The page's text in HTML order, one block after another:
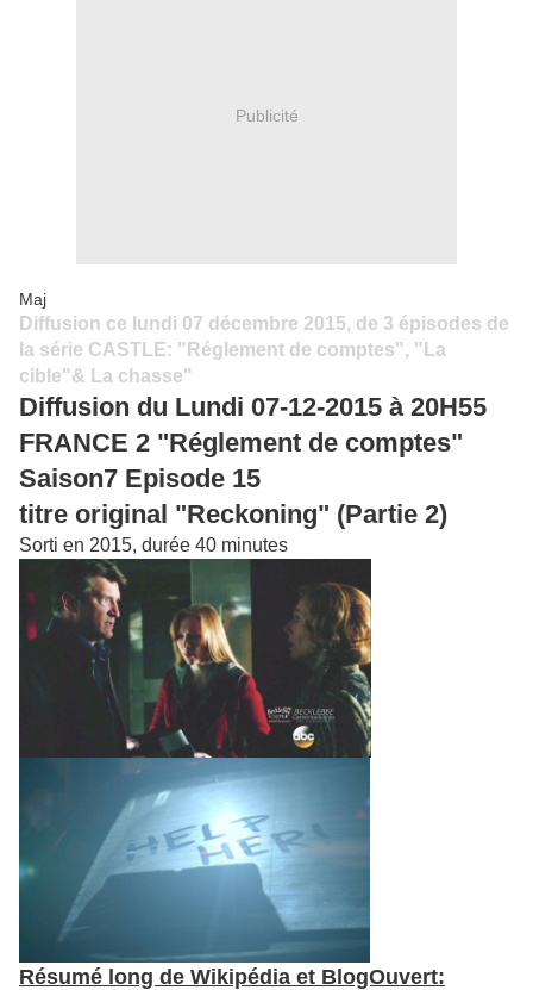
Publicité
Maj
Diffusion ce lundi 07 décembre 2015, de 3 épisodes de
la série CASTLE: "Réglement de comptes", "La
cible"& La chasse"
Diffusion du Lundi 07-12-2015 à 20H55
FRANCE 2 "Réglement de comptes"
Saison7 Episode 15
titre original "Reckoning" (Partie 2)
Sorti en 2015, durée 40 minutes
Résumé long de Wikipédia et BlogOuvert: